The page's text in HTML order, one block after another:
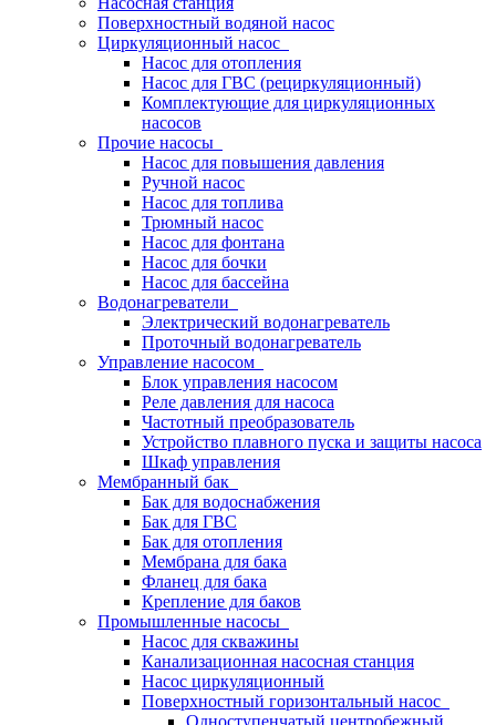
Поверхностный водяной насос
Циркуляционный насос
Насос для отопления
Насос для ГВС (рециркуляционный)
Комплектующие для циркуляционных
насосов
Прочие насосы
Насос для повышения давления
Ручной насос
Насос для топлива
Трюмный насос
Насос для фонтана
Насос для бочки
Насос для бассейна
Водонагреватели
Электрический водонагреватель
Проточный водонагреватель
Управление насосом
Блок управления насосом
Реле давления для насоса
Частотный преобразователь
Устройство плавного пуска и защиты насоса
Шкаф управления
Мембранный бак
Бак для водоснабжения
Бак для ГВС
Бак для отопления
Мембрана для бака
Фланец для бака
Крепление для баков
Промышленные насосы
Насос для скважины
Канализационная насосная станция
Насос циркуляционный
Поверхностный горизонтальный насос
Одноступенчатый центробежный